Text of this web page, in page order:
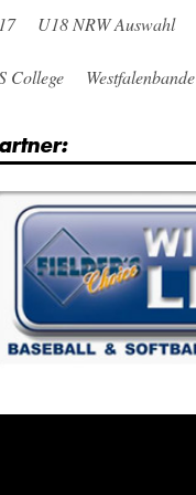
U18 NRW Auswahl
College Westfalenbande